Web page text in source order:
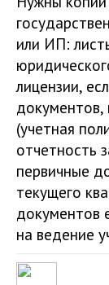
или ИП:
лицензии,
документов,
(учетная
отчетность
первичные
текущего
документов
на ведение